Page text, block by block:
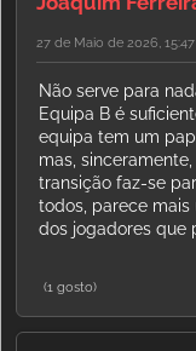
27 de Maio de 2026, 15:47
Não serve para
Equipa B é
equipa tem um
mas,
transição faz-se
todos, parece mais
dos jogadores que
(1 gosto)